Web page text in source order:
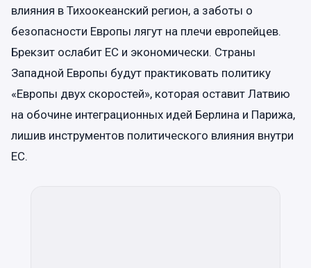
влияния в Тихоокеанский регион, а заботы о
безопасности Европы лягут на плечи европейцев.
Брекзит ослабит ЕС и экономически. Страны
Западной Европы будут практиковать политику
«Европы двух скоростей», которая оставит Латвию
на обочине интеграционных идей Берлина и Парижа,
лишив инструментов политического влияния внутри
ЕС.